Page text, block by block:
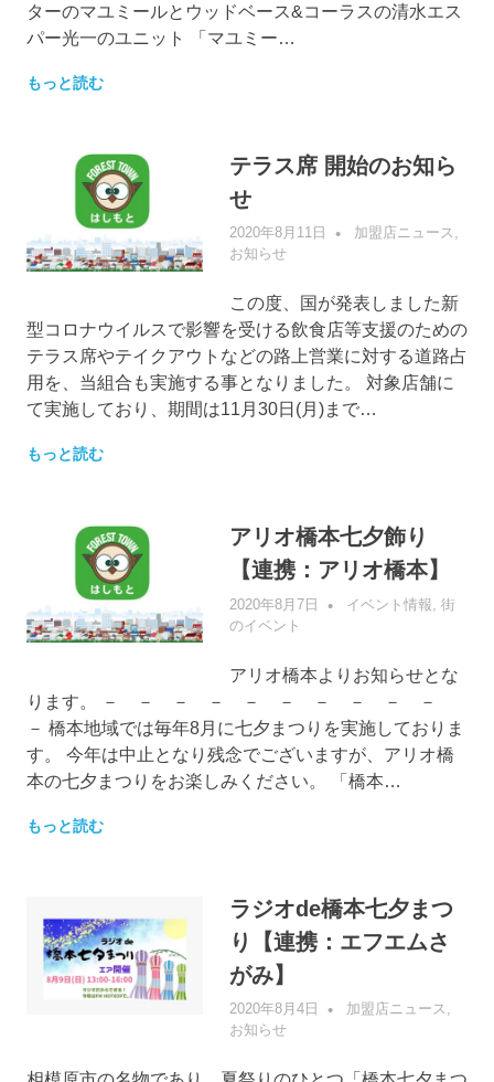
ターのマユミールとウッドベース&コーラスの清水エス
パー光一のユニット 「マユミー…
もっと読む
テラス席 開始のお知ら
せ
2020年8月11日 管理者
加盟店ニュース ,
お知らせ
この度、国が発表しました新
型コロナウイルスで影響を受ける飲食店等支援のための
テラス席やテイクアウトなどの路上営業に対する道路占
用を、当組合も実施する事となりました。 対象店舗に
て実施しており、期間は11月30日(月)まで…
もっと読む
アリオ橋本七夕飾り
【連携：アリオ橋本】
2020年8月7日 管理者
イベント情報 街
のイベント
アリオ橋本よりお知らせとな
ります。 － － － － － － － － － －
－ 橋本地域では毎年8月に七夕まつりを実施しておりま
す。 今年は中止となり残念でございますが、アリオ橋
本の七夕まつりをお楽しみください。 「橋本…
もっと読む
ラジオde橋本七夕まつ
り【連携：エフエムさ
がみ】
2020年8月4日 管理者
加盟店ニュース ,
お知らせ